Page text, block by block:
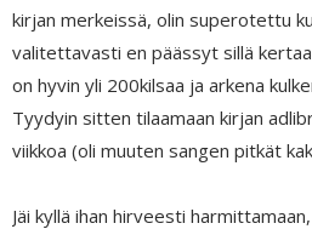
kirjan merkeissä, olin superotettu
valitettavasti en päässyt sillä
on hyvin yli 200kilsaa ja arkena
Tyydyin sitten tilaamaan kirjan
viikkoa (oli muuten sangen pitkät
Jäi kyllä ihan hirveesti